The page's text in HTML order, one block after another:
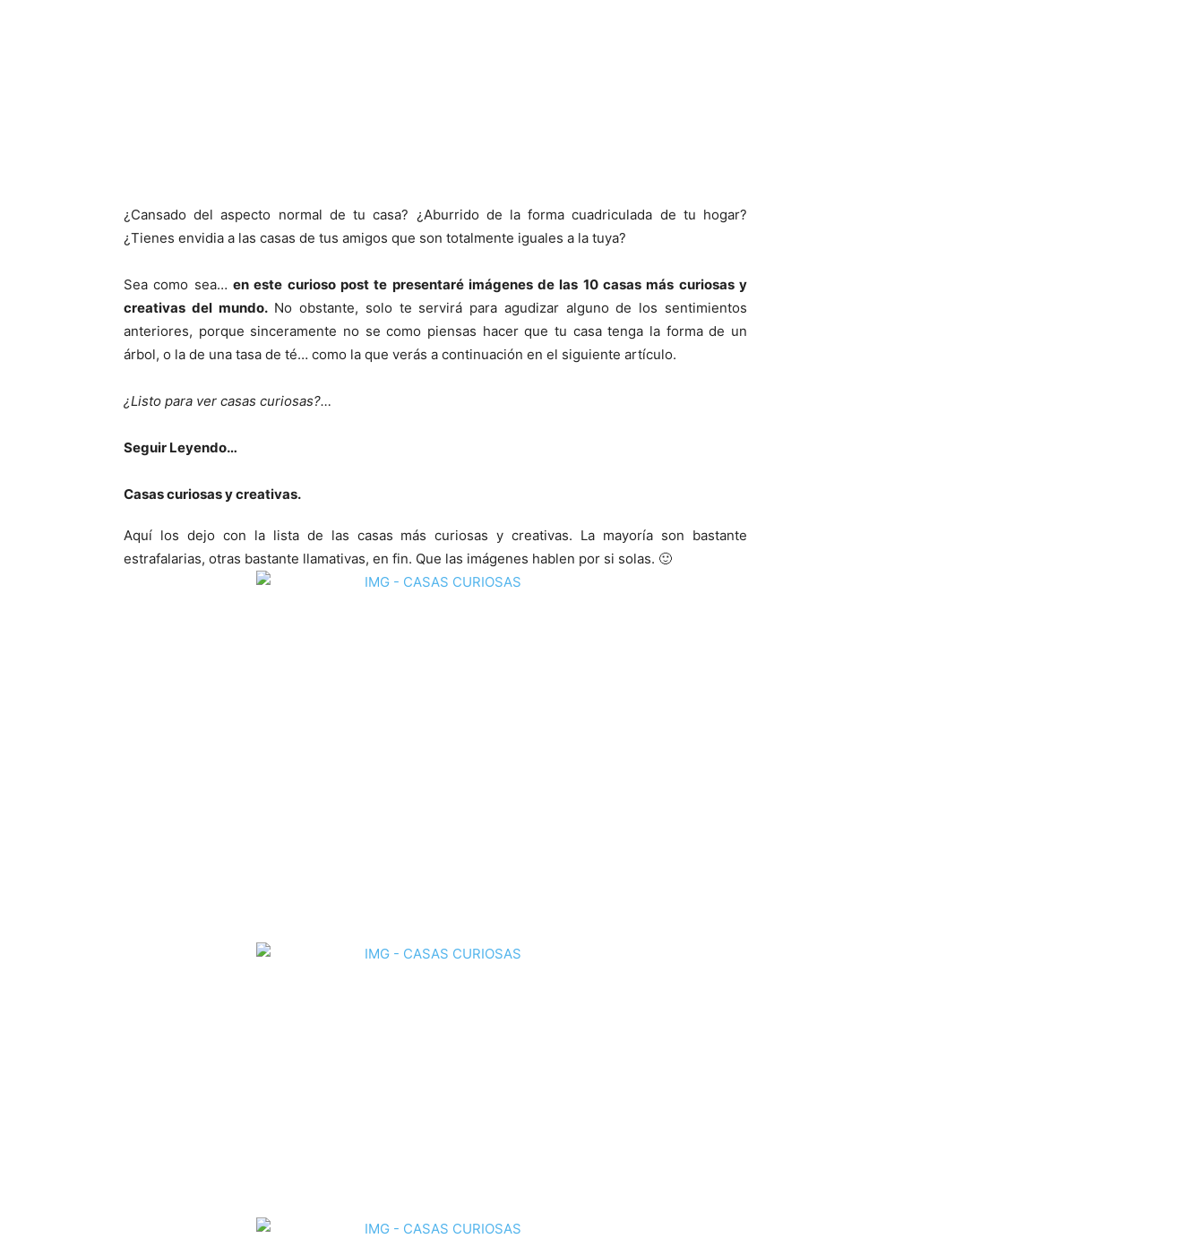
¿Cansado del aspecto normal de tu casa? ¿Aburrido de la forma cuadriculada de tu hogar?
¿Tienes envidia a las casas de tus amigos que son totalmente iguales a la tuya?
Sea como sea… en este curioso post te presentaré imágenes de las 10 casas más curiosas y
creativas del mundo.No obstante, solo te servirá para agudizar alguno de los sentimientos
anteriores, porque sinceramente no se como piensas hacer que tu casa tenga la forma de un
árbol, o la de una tasa de té… como la que verás a continuación en el siguiente artículo.
¿Listo para ver casas curiosas?…
Seguir Leyendo…
Casas curiosas y creativas.
Aquí los dejo con la lista de las casas más curiosas y creativas. La mayoría son bastante
estrafalarias, otras bastante llamativas, en fin. Que las imágenes hablen por si solas. 🙂